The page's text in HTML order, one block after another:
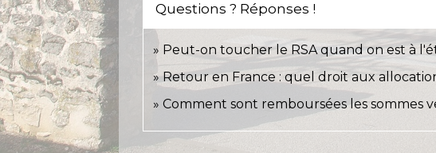
Questions ? Réponses !
Peut-on toucher le RSA quand on est à
Retour en France : quel droit aux
Comment sont remboursées les sommes